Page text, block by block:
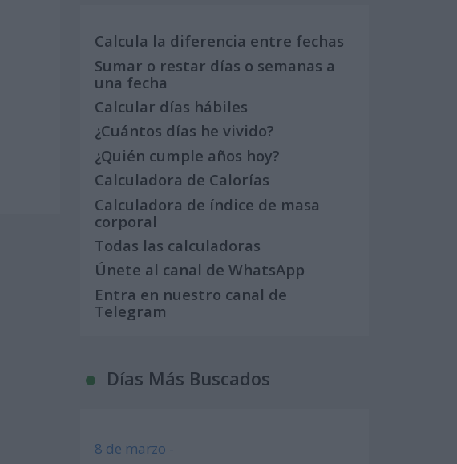
Calcula la diferencia entre fechas
Sumar o restar días o semanas a
una fecha
Calcular días hábiles
¿Cuántos días he vivido?
¿Quién cumple años hoy?
Calculadora de Calorías
Calculadora de índice de masa
corporal
Todas las calculadoras
Únete al canal de WhatsApp
Entra en nuestro canal de
Telegram
Días Más Buscados
8 de marzo -